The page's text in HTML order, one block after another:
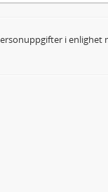
i enlighet